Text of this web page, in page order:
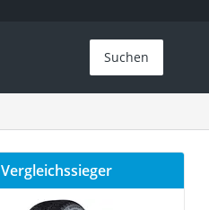
Suchen
Vergleichssieger